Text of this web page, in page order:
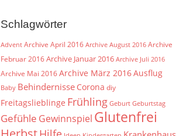
Schlagwörter
Advent Archive April 2016 Archive August 2016 Archive
Februar 2016Archive Januar 2016 Archive Juli 2016
Archive Mai 2016Archive März 2016Ausflug
Baby Behindernisse Corona diy
Freitagslieblinge Frühling Geburt Geburtstag
Gefühle Gewinnspiel Glutenfrei